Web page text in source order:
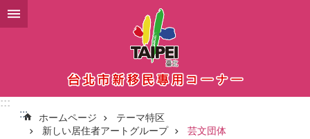
メインコンテンツブロックにスキップ
:::
:::
ホームページ
テーマ特区
新しい居住者アートグループ
芸文団体